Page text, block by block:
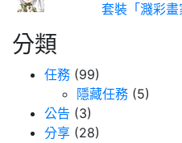
套裝「濺彩
分類
任務 (99)
隱藏任務 (5)
公告 (3)
分享 (28)